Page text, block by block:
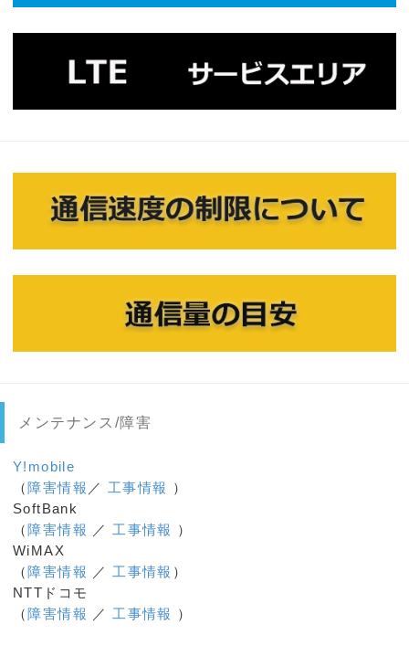
メンテナンス/障害
Y!mobile
（ 障害情報 ／ 工事情報 ）
SoftBank
（ 障害情報 ／ 工事情報 ）
WiMAX
（ 障害情報 ／ 工事情報 ）
NTTドコモ
（ 障害情報 ／ 工事情報 ）